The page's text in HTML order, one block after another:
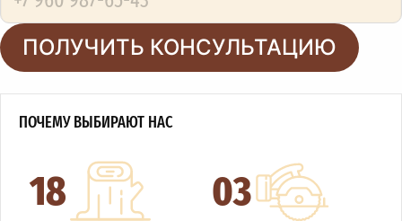
ПОЛУЧИТЬ КОНСУЛЬТАЦИЮ
ПОЧЕМУ ВЫБИРАЮТ НАС
18 03